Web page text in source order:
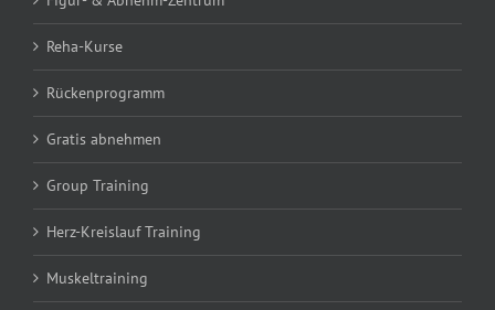
Reha-Kurse
Rückenprogramm
Gratis abnehmen
Group Training
Herz-Kreislauf Training
Muskeltraining